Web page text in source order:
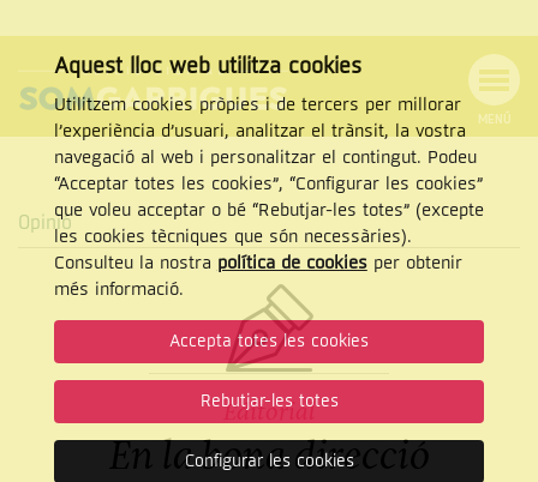
NAVEGACIÓ
MENÚ
Cercar
CERCAR
Opinió
Editorial
En la bona direcció
Aquest lloc web utilitza cookies
Utilitzem cookies pròpies i de tercers per millorar
l’experiència d’usuari, analitzar el trànsit, la vostra
navegació al web i personalitzar el contingut. Podeu
“Acceptar totes les cookies”, “Configurar les cookies”
que voleu acceptar o bé “Rebutjar-les totes” (excepte
les cookies tècniques que són necessàries).
Consulteu la nostra política de cookiesper obtenir
més informació.
Accepta totes les cookies
Rebutjar-les totes
Configurar les cookies